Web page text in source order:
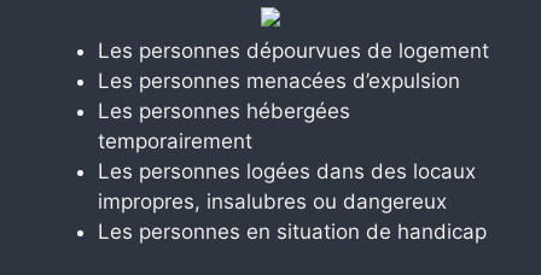
Les personnes dépourvues de logement
Les personnes menacées d’expulsion
Les personnes hébergées
temporairement
Les personnes logées dans des locaux
impropres, insalubres ou dangereux
Les personnes en situation de handicap